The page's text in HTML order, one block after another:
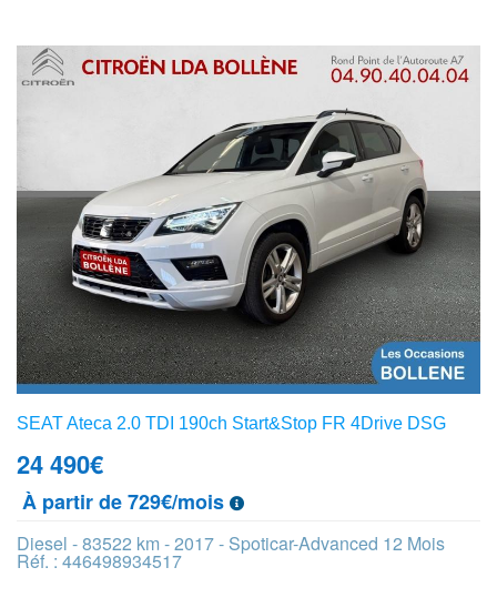
SEAT Ateca 2.0 TDI 190ch Start&Stop FR 4Drive DSG
24 490€
À partir de 729€/mois
Diesel - 83522 km - 2017 - Spoticar-Advanced 12 Mois
Réf. : 446498934517